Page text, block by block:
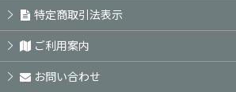
特定商取引法表示
ご利用案内
お問い合わせ